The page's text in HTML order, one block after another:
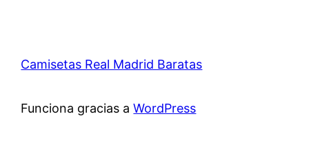
Camisetas Real Madrid Baratas
Funciona gracias aWordPress